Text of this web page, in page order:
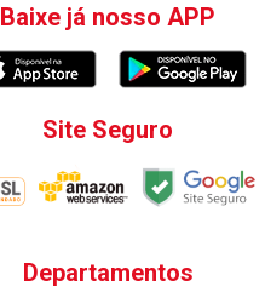
Baixe já nosso APP
Site Seguro
Departamentos